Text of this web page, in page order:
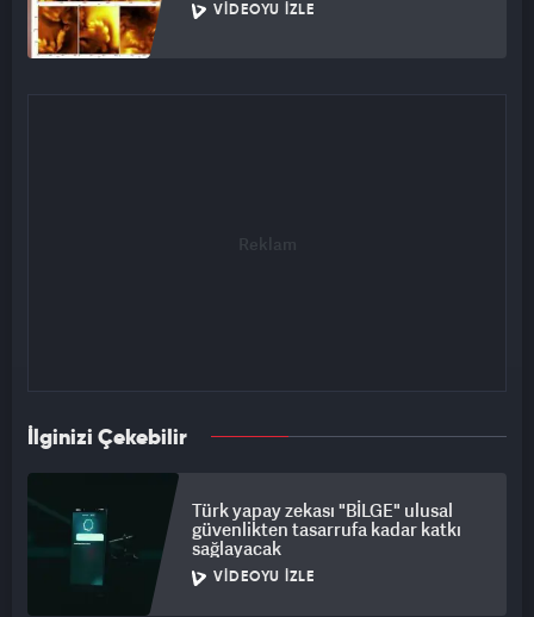
VIDEOYU İZLE
İlginizi Çekebilir
Türk yapay zekası "BİLGE" ulusal
güvenlikten tasarrufa kadar katkı
sağlayacak
VIDEOYU İZLE